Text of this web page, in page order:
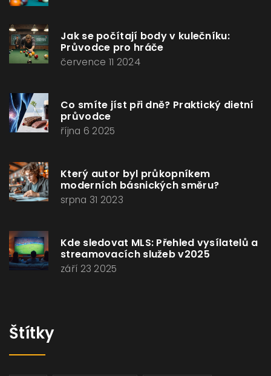
Jak se počítají body v kulečníku:
Průvodce pro hráče
července 11 2024
Co smíte jíst při dně? Praktický dietní
průvodce
října 6 2025
Který autor byl průkopníkem
moderních básnických směru?
srpna 31 2023
Kde sledovat MLS: Přehled vysílatelů a
streamovacích služeb v2025
září 23 2025
Štítky